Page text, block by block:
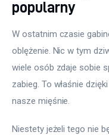
popularny
W ostatnim czasie
oblężenie. Nic w tym
wiele osób zdaje sobie
zabieg. To właśnie
nasze mięśnie.
Niestety jeżeli tego nie